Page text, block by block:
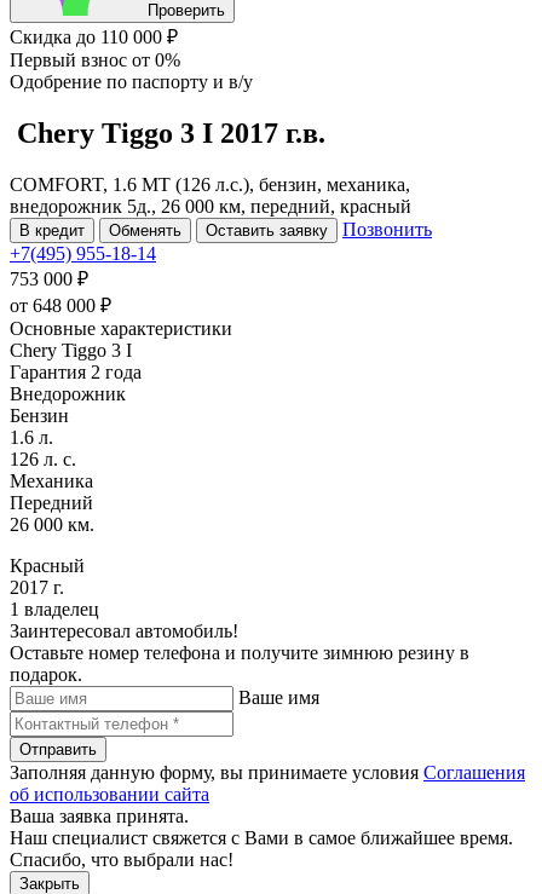
Проверить
Скидка до 110 000 ₽
Первый взнос от 0%
Одобрение по паспорту и в/у
Chery Tiggo 3 I 2017 г.в.
COMFORT, 1.6 MT (126 л.с.), бензин, механика,
внедорожник 5д., 26 000 км, передний, красный
В кредит Обменять Оставить заявку
Позвонить
+7(495) 955-18-14
753 000 ₽
от 648 000 ₽
Основные характеристики
Chery Tiggo 3 I
Гарантия 2 года
Внедорожник
Бензин
1.6 л.
126 л. с.
Механика
Передний
26 000 км.
Красный
2017 г.
1 владелец
Заинтересовал автомобиль!
Оставьте номер телефона и получите зимнюю резину в
подарок.
Ваше имя
Отправить
Заполняя данную форму, вы принимаете условия Соглашения
об использовании сайта
Ваша заявка принята.
Наш специалист свяжется с Вами в самое ближайшее время.
Спасибо, что выбрали нас!
Закрыть